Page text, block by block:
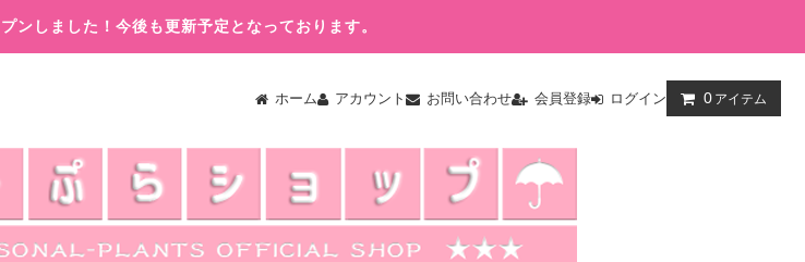
ンしました！今後も更新予定となっております。
ホーム アカウント お問い合わせ 会員登録 ログイン 0 アイテム